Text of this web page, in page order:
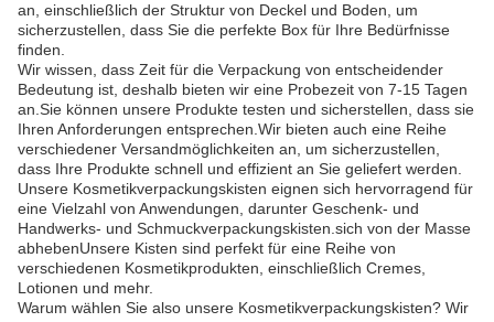
an, einschließlich der Struktur von Deckel und Boden, um
sicherzustellen, dass Sie die perfekte Box für Ihre Bedürfnisse
finden.
Wir wissen, dass Zeit für die Verpackung von entscheidender
Bedeutung ist, deshalb bieten wir eine Probezeit von 7-15 Tagen
an.Sie können unsere Produkte testen und sicherstellen, dass sie
Ihren Anforderungen entsprechen.Wir bieten auch eine Reihe
verschiedener Versandmöglichkeiten an, um sicherzustellen,
dass Ihre Produkte schnell und effizient an Sie geliefert werden.
Unsere Kosmetikverpackungskisten eignen sich hervorragend für
eine Vielzahl von Anwendungen, darunter Geschenk- und
Handwerks- und Schmuckverpackungskisten.sich von der Masse
abhebenUnsere Kisten sind perfekt für eine Reihe von
verschiedenen Kosmetikprodukten, einschließlich Cremes,
Lotionen und mehr.
Warum wählen Sie also unsere Kosmetikverpackungskisten? Wir